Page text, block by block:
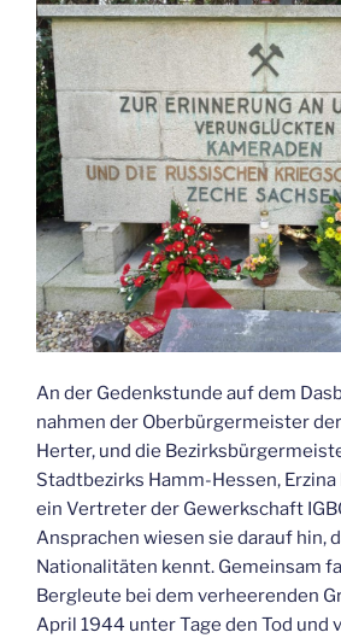
An der Gedenkstunde auf dem
nahmen der Oberbürgermeister
Herter, und die
Stadtbezirks Hamm-Hessen,
ein Vertreter der Gewerkschaft
Ansprachen wiesen sie darauf hin,
Nationalitäten kennt. Gemeinsam
Bergleute bei dem verheerenden
April 1944 unter Tage den Tod und